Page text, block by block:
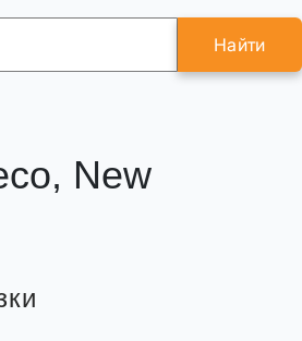
Найти
New